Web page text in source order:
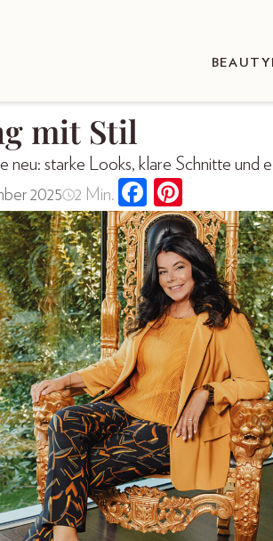
BEAUTY
mit Stil
neu: starke Looks, klare Schnitte und
2025 2 Min.